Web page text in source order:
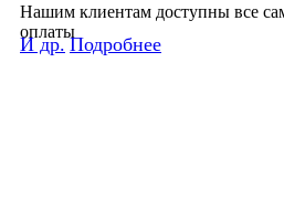
Нашим клиентам доступны все
оплаты
И др. Подробнее